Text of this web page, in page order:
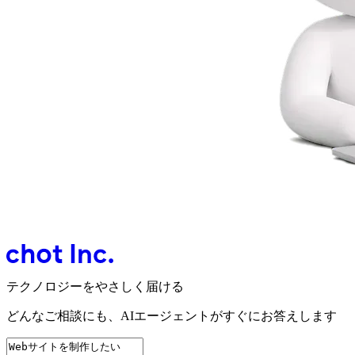
テクノロジーをやさしく届ける
どんなご相談にも、 AIエージェントがすぐにお答えします